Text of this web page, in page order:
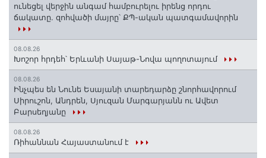
ունեցել վերջին անգամ համբուրելու իրենց որդու
ճակատը. զոհվածի մայրը՝ ՔՊ-ական պատգամավորին
08.08.26
Խոշոր հրդեհ՝ Երևանի Սայաթ-Նովա պողոտայում
08.08.26
Ինչպես են Նունե Եսայանի տարեդարձը շնորհավորում
Սիրուշոն, Անդրեն, Սյուզան Մարգարյանն ու Ավետ
Բարսեղյանը
08.08.26
Ռիհաննան Հայաստանում է